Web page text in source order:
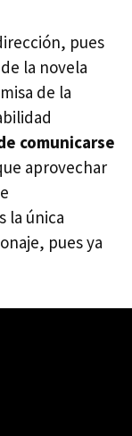
pues
la novela
de la
comunicarse
aprovechar
la única
pues ya